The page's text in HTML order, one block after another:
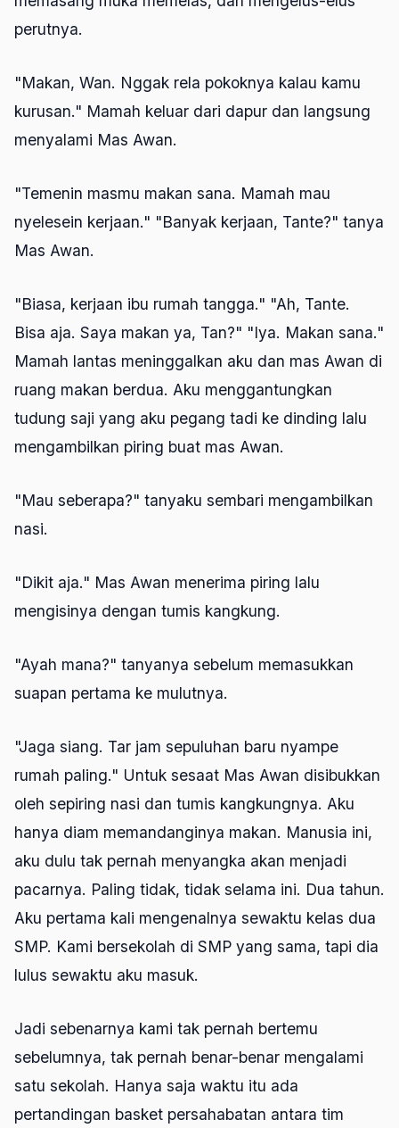
perutnya.
"Makan, Wan. Nggak rela pokoknya kalau kamu
kurusan." Mamah keluar dari dapur dan langsung
menyalami Mas Awan.
"Temenin masmu makan sana. Mamah mau
nyelesein kerjaan." "Banyak kerjaan, Tante?" tanya
Mas Awan.
"Biasa, kerjaan ibu rumah tangga." "Ah, Tante.
Bisa aja. Saya makan ya, Tan?" "Iya. Makan sana."
Mamah lantas meninggalkan aku dan mas Awan di
ruang makan berdua. Aku menggantungkan
tudung saji yang aku pegang tadi ke dinding lalu
mengambilkan piring buat mas Awan.
"Mau seberapa?" tanyaku sembari mengambilkan
nasi.
"Dikit aja." Mas Awan menerima piring lalu
mengisinya dengan tumis kangkung.
"Ayah mana?" tanyanya sebelum memasukkan
suapan pertama ke mulutnya.
"Jaga siang. Tar jam sepuluhan baru nyampe
rumah paling." Untuk sesaat Mas Awan disibukkan
oleh sepiring nasi dan tumis kangkungnya. Aku
hanya diam memandanginya makan. Manusia ini,
aku dulu tak pernah menyangka akan menjadi
pacarnya. Paling tidak, tidak selama ini. Dua tahun.
Aku pertama kali mengenalnya sewaktu kelas dua
SMP. Kami bersekolah di SMP yang sama, tapi dia
lulus sewaktu aku masuk.
Jadi sebenarnya kami tak pernah bertemu
sebelumnya, tak pernah benar-benar mengalami
satu sekolah. Hanya saja waktu itu ada
pertandingan basket persahabatan antara tim